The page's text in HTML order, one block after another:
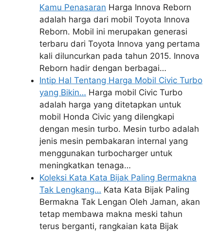
Kamu Penasaran Harga Innova Reborn
adalah harga dari mobil Toyota Innova
Reborn. Mobil ini merupakan generasi
terbaru dari Toyota Innova yang pertama
kali diluncurkan pada tahun 2015. Innova
Reborn hadir dengan berbagai…
Intip Hal Tentang Harga Mobil Civic Turbo
yang Bikin… Harga mobil Civic Turbo
adalah harga yang ditetapkan untuk
mobil Honda Civic yang dilengkapi
dengan mesin turbo. Mesin turbo adalah
jenis mesin pembakaran internal yang
menggunakan turbocharger untuk
meningkatkan tenaga…
Koleksi Kata Kata Bijak Paling Bermakna
Tak Lengkang… Kata Kata Bijak Paling
Bermakna Tak Lengan Oleh Jaman, akan
tetap membawa makna meski tahun
terus berganti, rangkaian kata Bijak